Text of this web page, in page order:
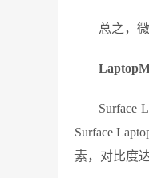
总之，
Surface
Surface
素，对比度